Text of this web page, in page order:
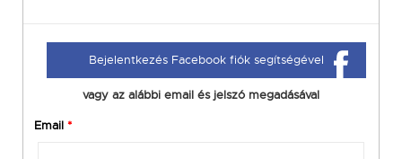
Bejelentkezés Facebook fiók segítségével
vagy az alábbi email és jelszó megadásával
Email*